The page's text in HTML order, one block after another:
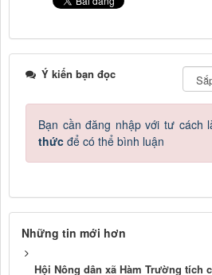
Ý kiến bạn đọc
Bạn cần đăng nhập với tư cách
thức để có thể bình luận
Những tin mới hơn
Hội Nông dân xã Hàm Trường tích